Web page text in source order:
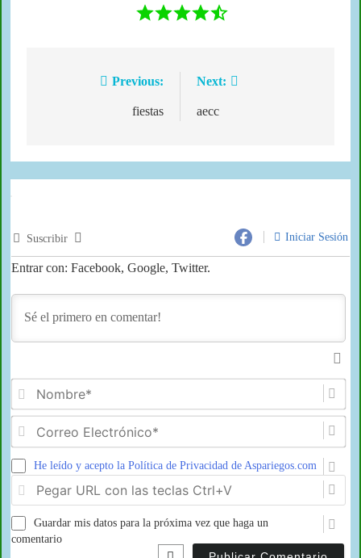
Previous:
fiestas
Next:
aecc
Suscribir Iniciar Sesión
Entrar con: Facebook, Google, Twitter.
He leído y acepto la Política de Privacidad de Aspariegos.com
Guardar mis datos para la próxima vez que haga un
comentario